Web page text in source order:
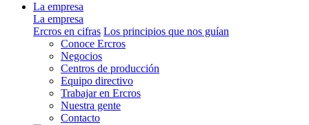
La empresa
La empresa
Ercros en cifras Los principios que nos guían
Conoce Ercros
Negocios
Centros de producción
Equipo directivo
Trabajar en Ercros
Nuestra gente
Contacto